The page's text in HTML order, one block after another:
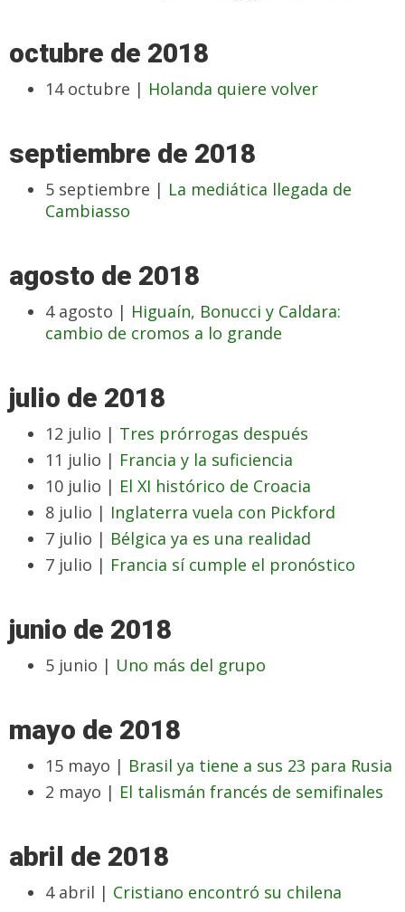
octubre de 2018
14 octubre | Holanda quiere volver
septiembre de 2018
5 septiembre | La mediática llegada de
Cambiasso
agosto de 2018
4 agosto | Higuaín, Bonucci y Caldara:
cambio de cromos a lo grande
julio de 2018
12 julio | Tres prórrogas después
11 julio | Francia y la suficiencia
10 julio | El XI histórico de Croacia
8 julio | Inglaterra vuela con Pickford
7 julio | Bélgica ya es una realidad
7 julio | Francia sí cumple el pronóstico
junio de 2018
5 junio | Uno más del grupo
mayo de 2018
15 mayo | Brasil ya tiene a sus 23 para Rusia
2 mayo | El talismán francés de semifinales
abril de 2018
4 abril | Cristiano encontró su chilena